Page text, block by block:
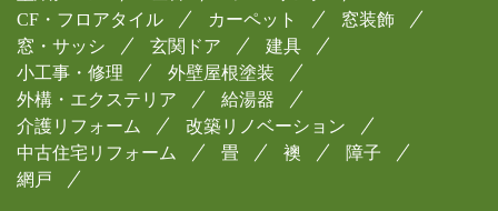
CF・フロアタイル
カーペット
窓装飾
窓・サッシ
玄関ドア
建具
小工事・修理
外壁屋根塗装
外構・エクステリア
給湯器
介護リフォーム
改築リノベーション
中古住宅リフォーム
畳 襖
障子
網戸